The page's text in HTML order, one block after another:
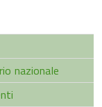
nazionale